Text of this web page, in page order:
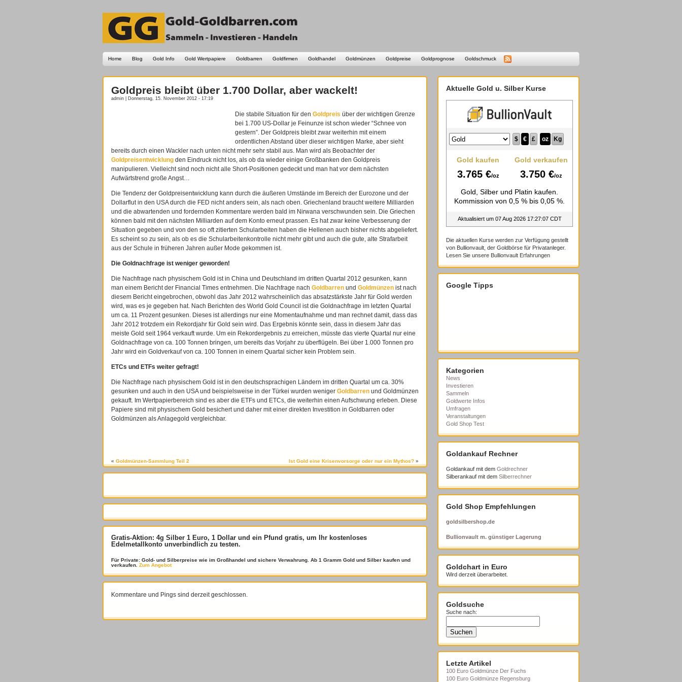
Home Blog Gold Info Gold Wertpapiere Goldbarren Goldfirmen Goldhandel Goldmünzen Goldpreise Goldprognose Goldschmuck
Goldpreis bleibt über 1.700 Dollar, aber wackelt!
admin | Donnerstag, 15. November 2012 - 17:19
Die stabile Situation für den Goldpreis über der wichtigen Grenze
bei 1.700 US-Dollar je Feinunze ist schon wieder “Schnee von
gestern”. Der Goldpreis bleibt zwar weiterhin mit einem
ordentlichen Abstand über dieser wichtigen Marke, aber sieht
bereits durch einen Wackler nach unten nicht mehr sehr stabil aus. Man wird als Beobachter der
Goldpreisentwicklung den Eindruck nicht los, als ob da wieder einige Großbanken den Goldpreis
manipulieren. Vielleicht sind noch nicht alle Short-Positionen gedeckt und man hat vor dem nächsten
Aufwärtstrend große Angst…
Die Tendenz der Goldpreisentwicklung kann durch die äußeren Umstände im Bereich der Eurozone und der
Dollarflut in den USA durch die FED nicht anders sein, als nach oben. Griechenland braucht weitere Milliarden
und die abwartenden und fordernden Kommentare werden bald im Nirwana verschwunden sein. Die Griechen
können bald mit den nächsten Milliarden auf dem Konto erneut prassen. Es hat zwar keine Verbesserung der
Situation gegeben und von den so oft zitierten Schularbeiten haben die Hellenen auch bisher nichts abgeliefert.
Es scheint so zu sein, als ob es die Schularbeitenkontrolle nicht mehr gibt und auch die gute, alte Strafarbeit
aus der Schule in früheren Jahren außer Mode gekommen ist.
Die Goldnachfrage ist weniger geworden!
Die Nachfrage nach physischem Gold ist in China und Deutschland im dritten Quartal 2012 gesunken, kann
man einem Bericht der Financial Times entnehmen. Die Nachfrage nach Goldbarren und Goldmünzen ist nach
diesem Bericht eingebrochen, obwohl das Jahr 2012 wahrscheinlich das absatzstärkste Jahr für Gold werden
wird, was es je gegeben hat. Nach Berichten des World Gold Council ist die Goldnachfrage im letzten Quartal
um ca. 11 Prozent gesunken. Dieses ist allerdings nur eine Momentaufnahme und man rechnet damit, dass das
Jahr 2012 trotzdem ein Rekordjahr für Gold sein wird. Das Ergebnis könnte sein, dass in diesem Jahr das
meiste Gold seit 1964 verkauft wurde. Um ein Rekordergebnis zu erreichen, müsste das vierte Quartal nur eine
Goldnachfrage von ca. 100 Tonnen bringen, um bereits das Vorjahr zu überflügeln. Bei über 1.000 Tonnen pro
Jahr wird ein Goldverkauf von ca. 100 Tonnen in einem Quartal sicher kein Problem sein.
ETCs und ETFs weiter gefragt!
Die Nachfrage nach physischem Gold ist in den deutschsprachigen Ländern im dritten Quartal um ca. 30%
gesunken und auch in den USA und beispielsweise in der Türkei wurden weniger Goldbarren und Goldmünzen
gekauft. Im Wertpapierbereich sind es aber die ETFs und ETCs, die weiterhin einen Aufschwung erleben. Diese
Papiere sind mit physischem Gold besichert und daher mit einer direkten Investition in Goldbarren oder
Goldmünzen als Anlagegold vergleichbar.
« Goldmünzen-Sammlung Teil 2 Ist Gold eine Krisenvorsorge oder nur ein Mythos? »
Gratis-Aktion: 4g Silber 1 Euro, 1 Dollar und ein Pfund gratis, um Ihr kostenloses
Edelmetallkonto unverbindlich zu testen.
Für Private: Gold- und Silberpreise wie im Großhandel und sichere Verwahrung. Ab 1 Gramm Gold und Silber kaufen und
verkaufen. Zum Angebot
Kommentare und Pings sind derzeit geschlossen.
Aktuelle Gold u. Silber Kurse
Die aktuellen Kurse werden zur Verfügung gestellt
von Bullionvault, der Goldbörse für Privatanleger.
Lesen Sie unsere Bullionvault Erfahrungen
Google Tipps
Kategorien
News
Investieren
Sammeln
Goldwerte Infos
Umfragen
Veranstaltungen
Gold Shop Test
Goldankauf Rechner
Goldankauf mit dem Goldrechner
Silberankauf mit dem Silberrechner
Gold Shop Empfehlungen
goldsilbershop.de
Bullionvault m. günstiger Lagerung
Goldchart in Euro
Wird derzeit überarbeitet.
Goldsuche
Suche nach:
Letzte Artikel
100 Euro Goldmünze Der Fuchs
100 Euro Goldmünze Regensburg